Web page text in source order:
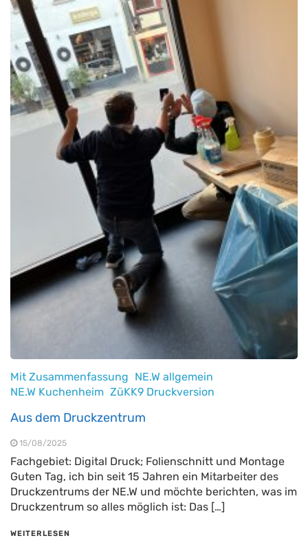
Mit Zusammenfassung NE.W allgemein
NE.W Kuchenheim ZüKK9 Druckversion
Aus dem Druckzentrum
15/08/2025
Fachgebiet: Digital Druck; Folienschnitt und Montage
Guten Tag, ich bin seit 15 Jahren ein Mitarbeiter des
Druckzentrums der NE.W und möchte berichten, was im
Druckzentrum so alles möglich ist: Das […]
WEITERLESEN